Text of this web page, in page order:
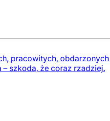
pracowitych,
szkoda, że coraz rzadziej.